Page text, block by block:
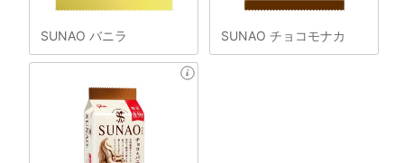
SUNAO バニラ SUNAO チョコモナカ